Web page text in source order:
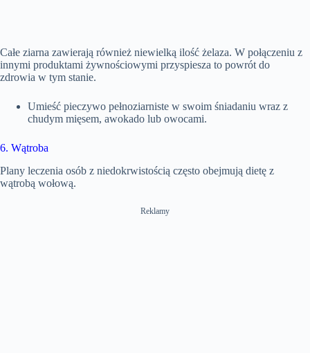
Całe ziarna zawierają również niewielką ilość żelaza. W połączeniu z
innymi produktami żywnościowymi przyspiesza to powrót do
zdrowia w tym stanie.
Umieść pieczywo pełnoziarniste w swoim śniadaniu wraz z
chudym mięsem, awokado lub owocami.
6. Wątroba
Plany leczenia osób z niedokrwistością często obejmują dietę z
wątrobą wołową.
Reklamy